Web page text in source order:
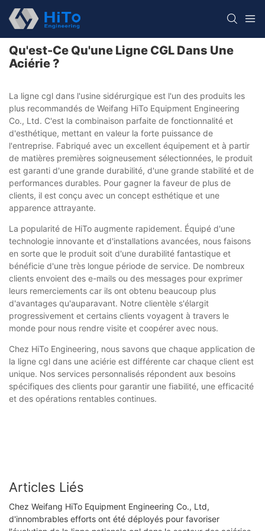
Qu'est-Ce Qu'une Ligne CGL Dans Une
Aciérie ?
La ligne cgl dans l'usine sidérurgique est l'un des produits les
plus recommandés de Weifang HiTo Equipment Engineering
Co., Ltd. C'est la combinaison parfaite de fonctionnalité et
d'esthétique, mettant en valeur la forte puissance de
l'entreprise. Fabriqué avec un excellent équipement et à partir
de matières premières soigneusement sélectionnées, le produit
est garanti d'une grande durabilité, d'une grande stabilité et de
performances durables. Pour gagner la faveur de plus de
clients, il est conçu avec un concept esthétique et une
apparence attrayante.
La popularité de HiTo augmente rapidement. Équipé d'une
technologie innovante et d'installations avancées, nous faisons
en sorte que le produit soit d'une durabilité fantastique et
bénéficie d'une très longue période de service. De nombreux
clients envoient des e-mails ou des messages pour exprimer
leurs remerciements car ils ont obtenu beaucoup plus
d'avantages qu'auparavant. Notre clientèle s'élargit
progressivement et certains clients voyagent à travers le
monde pour nous rendre visite et coopérer avec nous.
Chez HiTo Engineering, nous savons que chaque application de
la ligne cgl dans une aciérie est différente car chaque client est
unique. Nos services personnalisés répondent aux besoins
spécifiques des clients pour garantir une fiabilité, une efficacité
et des opérations rentables continues.
Articles Liés
Chez Weifang HiTo Equipment Engineering Co., Ltd,
d'innombrables efforts ont été déployés pour favoriser